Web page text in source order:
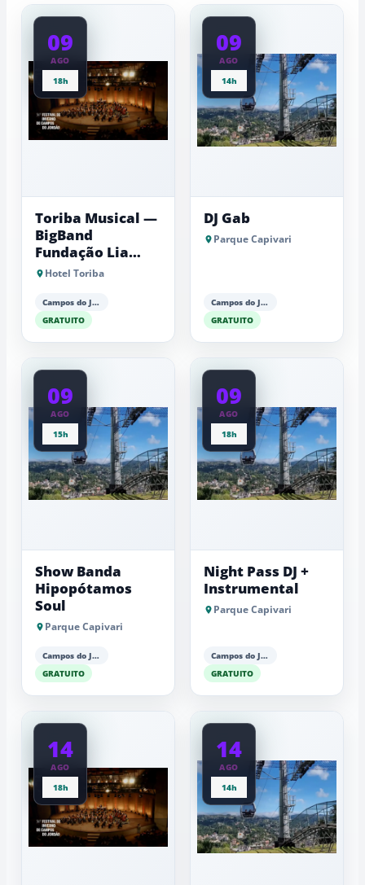
típico
09
AGO
18h
Toriba Musical —
BigBand
Fundação Lia
Maria Aguiar
Hotel Toriba
Campos do Jordão
GRATUITO
09
AGO
14h
DJ Gab
Parque Capivari
Campos do Jordão
GRATUITO
09
AGO
15h
Show Banda
Hipopótamos
Soul
Parque Capivari
Campos do Jordão
GRATUITO
09
AGO
18h
Night Pass DJ +
Instrumental
Parque Capivari
Campos do Jordão
GRATUITO
14
AGO
18h
14
AGO
14h